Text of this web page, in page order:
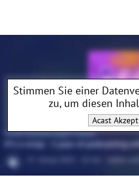
Untermenü
Untermenü
Untermenü
Stimmen Sie einer
zu, um diesen
Acast